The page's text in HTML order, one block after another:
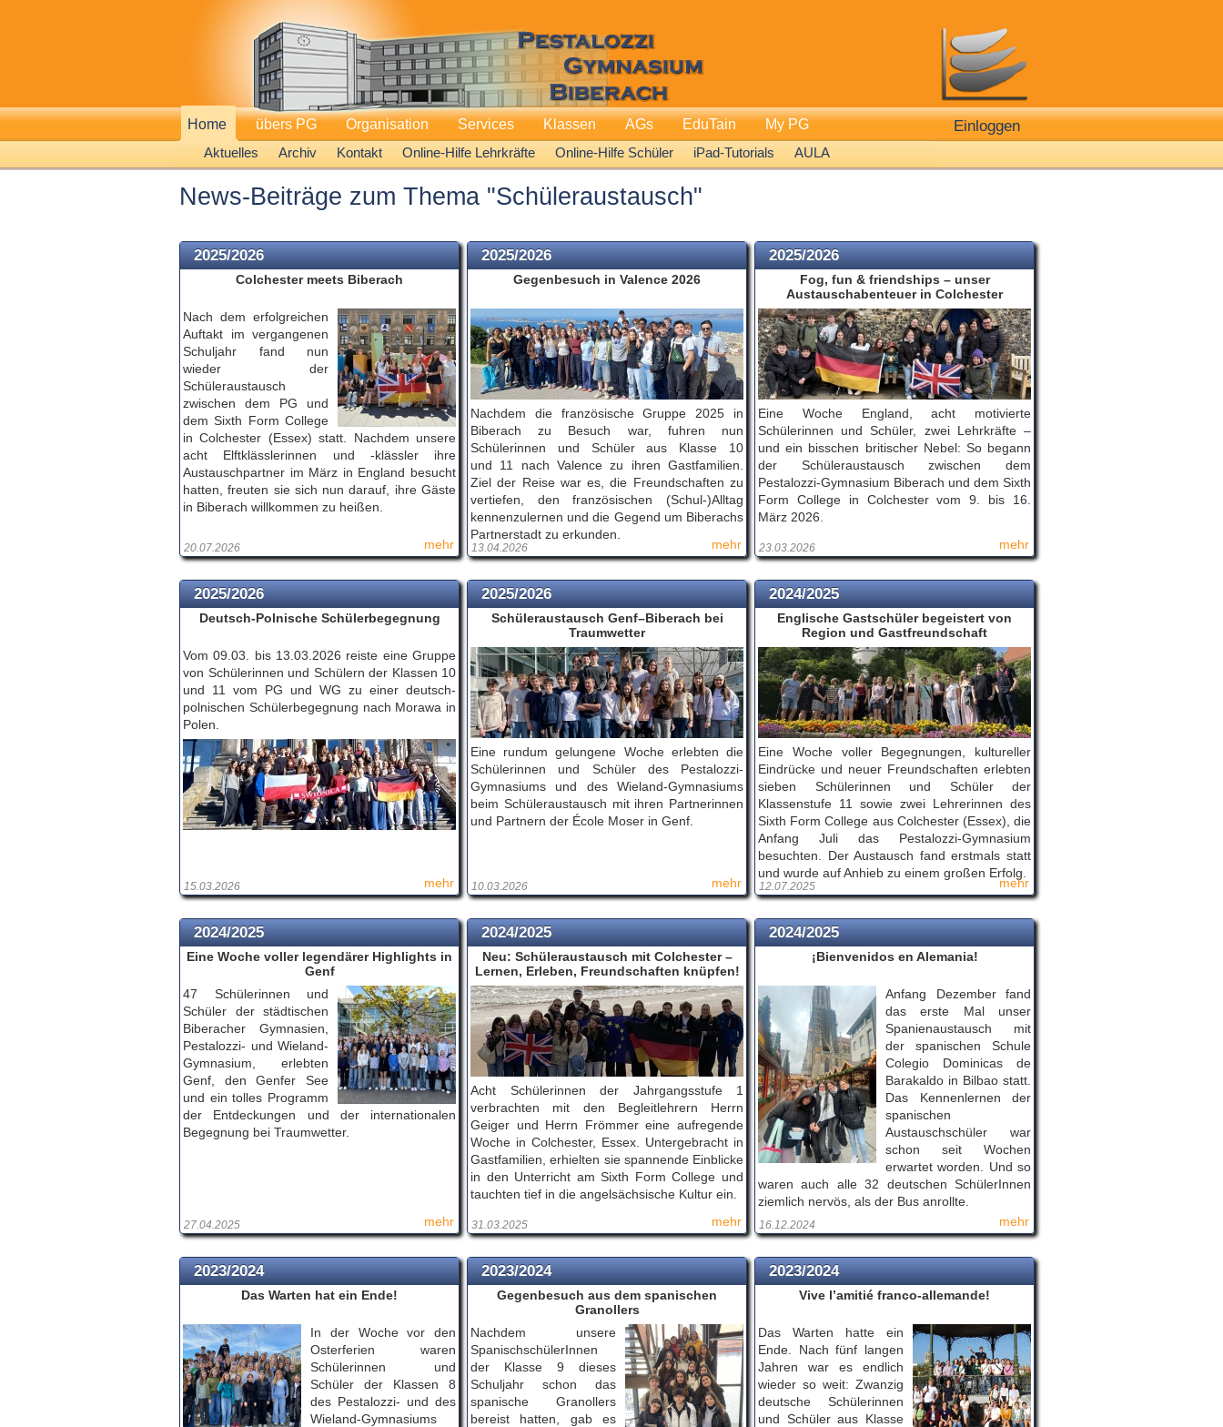
Home
Aktuelles
Archiv Kontakt Online-Hilfe Lehrkräfte Online-Hilfe Schüler iPad-Tutorials AULA
übers PG Organisation Services Klassen AGs EduTain My PG Einloggen
News-Beiträge zum Thema "Schüleraustausch"
2025/2026
Colchester meets Biberach
Nach dem erfolgreichen
Auftakt im vergangenen
Schuljahr fand nun
wieder der
Schüleraustausch
zwischen dem PG und
dem Sixth Form College
in Colchester (Essex) statt. Nachdem unsere
acht Elftklässlerinnen und -klässler ihre
Austauschpartner im März in England besucht
hatten, freuten sie sich nun darauf, ihre Gäste
in Biberach willkommen zu heißen.
mehr
20.07.2026
2025/2026
Gegenbesuch in Valence 2026
Nachdem die französische Gruppe 2025 in
Biberach zu Besuch war, fuhren nun
Schülerinnen und Schüler aus Klasse 10
und 11 nach Valence zu ihren Gastfamilien.
Ziel der Reise war es, die Freundschaften zu
vertiefen, den französischen (Schul-)Alltag
kennenzulernen und die Gegend um Biberachs
Partnerstadt zu erkunden.
mehr
13.04.2026
2025/2026
Fog, fun & friendships – unser
Austauschabenteuer in Colchester
Eine Woche England, acht motivierte
Schülerinnen und Schüler, zwei Lehrkräfte –
und ein bisschen britischer Nebel: So begann
der Schüleraustausch zwischen dem
Pestalozzi-Gymnasium Biberach und dem Sixth
Form College in Colchester vom 9. bis 16.
März 2026.
mehr
23.03.2026
2025/2026
Deutsch-Polnische Schülerbegegnung
Vom 09.03. bis 13.03.2026 reiste eine Gruppe
von Schülerinnen und Schülern der Klassen 10
und 11 vom PG und WG zu einer deutsch-
polnischen Schülerbegegnung nach Morawa in
Polen.
mehr
15.03.2026
2025/2026
Schüleraustausch Genf–Biberach bei
Traumwetter
Eine rundum gelungene Woche erlebten die
Schülerinnen und Schüler des Pestalozzi-
Gymnasiums und des Wieland-Gymnasiums
beim Schüleraustausch mit ihren Partnerinnen
und Partnern der École Moser in Genf.
mehr
10.03.2026
2024/2025
Englische Gastschüler begeistert von
Region und Gastfreundschaft
Eine Woche voller Begegnungen, kultureller
Eindrücke und neuer Freundschaften erlebten
sieben Schülerinnen und Schüler der
Klassenstufe 11 sowie zwei Lehrerinnen des
Sixth Form College aus Colchester (Essex), die
Anfang Juli das Pestalozzi-Gymnasium
besuchten. Der Austausch fand erstmals statt
und wurde auf Anhieb zu einem großen Erfolg.
mehr
12.07.2025
2024/2025
Eine Woche voller legendärer Highlights in
Genf
47 Schülerinnen und
Schüler der städtischen
Biberacher Gymnasien,
Pestalozzi- und Wieland-
Gymnasium, erlebten
Genf, den Genfer See
und ein tolles Programm
der Entdeckungen und der internationalen
Begegnung bei Traumwetter.
mehr
27.04.2025
2024/2025
Neu: Schüleraustausch mit Colchester –
Lernen, Erleben, Freundschaften knüpfen!
Acht Schülerinnen der Jahrgangsstufe 1
verbrachten mit den Begleitlehrern Herrn
Geiger und Herrn Frömmer eine aufregende
Woche in Colchester, Essex. Untergebracht in
Gastfamilien, erhielten sie spannende Einblicke
in den Unterricht am Sixth Form College und
tauchten tief in die angelsächsische Kultur ein.
mehr
31.03.2025
2024/2025
¡Bienvenidos en Alemania!
Anfang Dezember fand
das erste Mal unser
Spanienaustausch mit
der spanischen Schule
Colegio Dominicas de
Barakaldo in Bilbao statt.
Das Kennenlernen der
spanischen
Austauschschüler war
schon seit Wochen
erwartet worden. Und so
waren auch alle 32 deutschen SchülerInnen
ziemlich nervös, als der Bus anrollte.
mehr
16.12.2024
2023/2024
Das Warten hat ein Ende!
In der Woche vor den
Osterferien waren
Schülerinnen und
Schüler der Klassen 8
des Pestalozzi- und des
Wieland-Gymnasiums
2023/2024
Gegenbesuch aus dem spanischen
Granollers
Nachdem unsere
SpanischschülerInnen
der Klasse 9 dieses
Schuljahr schon das
spanische Granollers
bereist hatten, gab es
2023/2024
Vive l’amitié franco-allemande!
Das Warten hatte ein
Ende. Nach fünf langen
Jahren war es endlich
wieder so weit: Zwanzig
deutsche Schülerinnen
und Schüler aus Klasse